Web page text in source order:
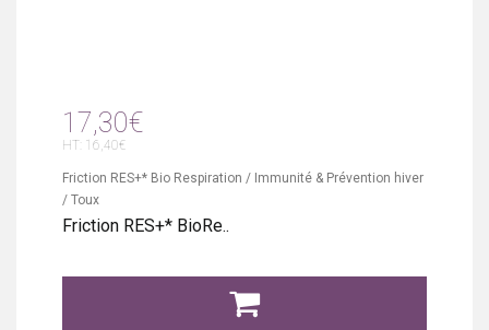
17,30€
HT: 16,40€
Friction RES+* Bio Respiration / Immunité & Prévention hiver
/ Toux
Friction RES+* BioRe..